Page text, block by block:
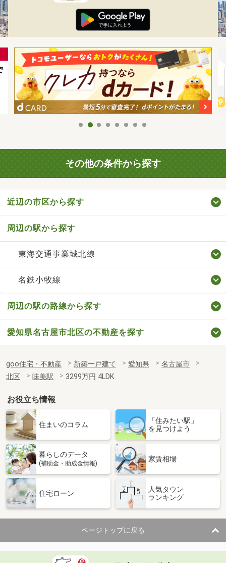
その他の条件から探す
近辺の市区から探す
周辺の駅から探す
東海交通事業城北線
名鉄小牧線
周辺の駅の路線から探す
愛知県名古屋市北区の不動産を探す
goo住宅・不動産 新築一戸建て 愛知県
名古屋市
北区
味美駅 3299万円 4LDK
お役立ち情報
住まいのコラム
「住みたい駅」
を見つけよう
暮らしのデータ
(補助金・助成金情報)
家賃相場
住宅ローン
人気タウン
ランキング
ページトップに戻る